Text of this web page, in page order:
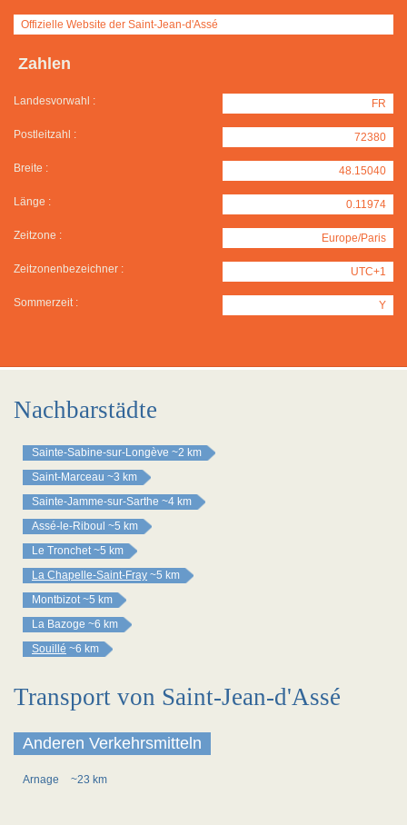
Offizielle Website der Saint-Jean-d'Assé
Zahlen
Landesvorwahl : FR
Postleitzahl : 72380
Breite : 48.15040
Länge : 0.11974
Zeitzone : Europe/Paris
Zeitzonenbezeichner : UTC+1
Sommerzeit : Y
Nachbarstädte
Sainte-Sabine-sur-Longève ~2 km
Saint-Marceau ~3 km
Sainte-Jamme-sur-Sarthe ~4 km
Assé-le-Riboul ~5 km
Le Tronchet ~5 km
La Chapelle-Saint-Fray ~5 km
Montbizot ~5 km
La Bazoge ~6 km
Souillé ~6 km
Transport von Saint-Jean-d'Assé
Anderen Verkehrsmitteln
Arnage ~23 km